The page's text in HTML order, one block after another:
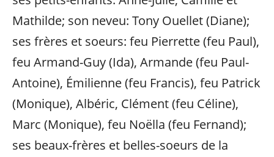
Mathilde; son neveu: Tony Ouellet (Diane);
ses frères et soeurs: feu Pierrette (feu Paul),
feu Armand-Guy (Ida), Armande (feu Paul-
Antoine), Émilienne (feu Francis), feu Patrick
(Monique), Albéric, Clément (feu Céline),
Marc (Monique), feu Noëlla (feu Fernand);
ses beaux-frères et belles-soeurs de la